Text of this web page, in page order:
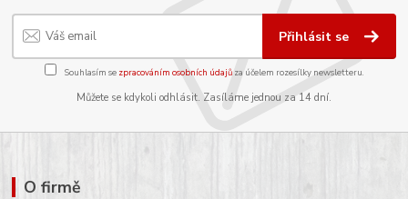
Přihlásit se
Souhlasím se zpracováním osobních údajůza účelem rozesílky newsletteru.
Můžete se kdykoli odhlásit. Zasíláme jednou za 14 dní.
O firmě